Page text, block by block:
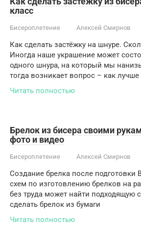
класс
Бисероплетение Алексей Смирнов
Как сделать застёжку на шнуре.
Иногда наше украшение может
одного шнура, на который мы
тогда возникает вопрос – как лучше
Читать полностью
Брелок из бисера своими
фото и видео
Бисероплетение Алексей Смирнов
Создание брелка после подготовки
схем по изготовлению брелков на
без труда может найти подходящую
сделать брелок из бумаги
Читать полностью